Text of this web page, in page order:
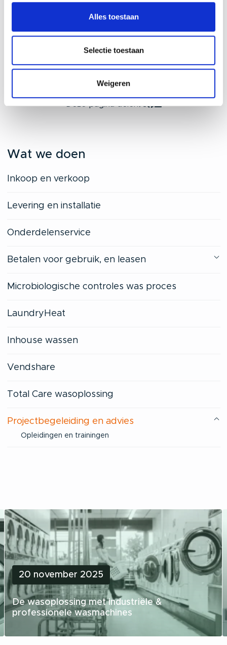
Alles toestaan
Selectie toestaan
Weigeren
Wat we doen
Inkoop en verkoop
Levering en installatie
Onderdelenservice
Betalen voor gebruik, en leasen
Microbiologische controles was proces
LaundryHeat
Inhouse wassen
Vendshare
Total Care wasoplossing
Projectbegeleiding en advies
Opleidingen en trainingen
Deze pagina delen
20 november 2025
De wasoplossing met industriële &
professionele wasmachines